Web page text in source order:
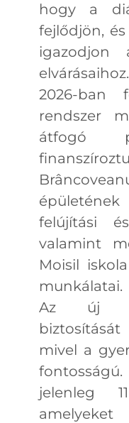
hogy a
fejlődjön,
igazodjon
elvárásaihoz.
2026-ban
rendszer
átfogó
felújítási
valamint
Moisil
munkálatai.
Az új
mivel a
jelenleg